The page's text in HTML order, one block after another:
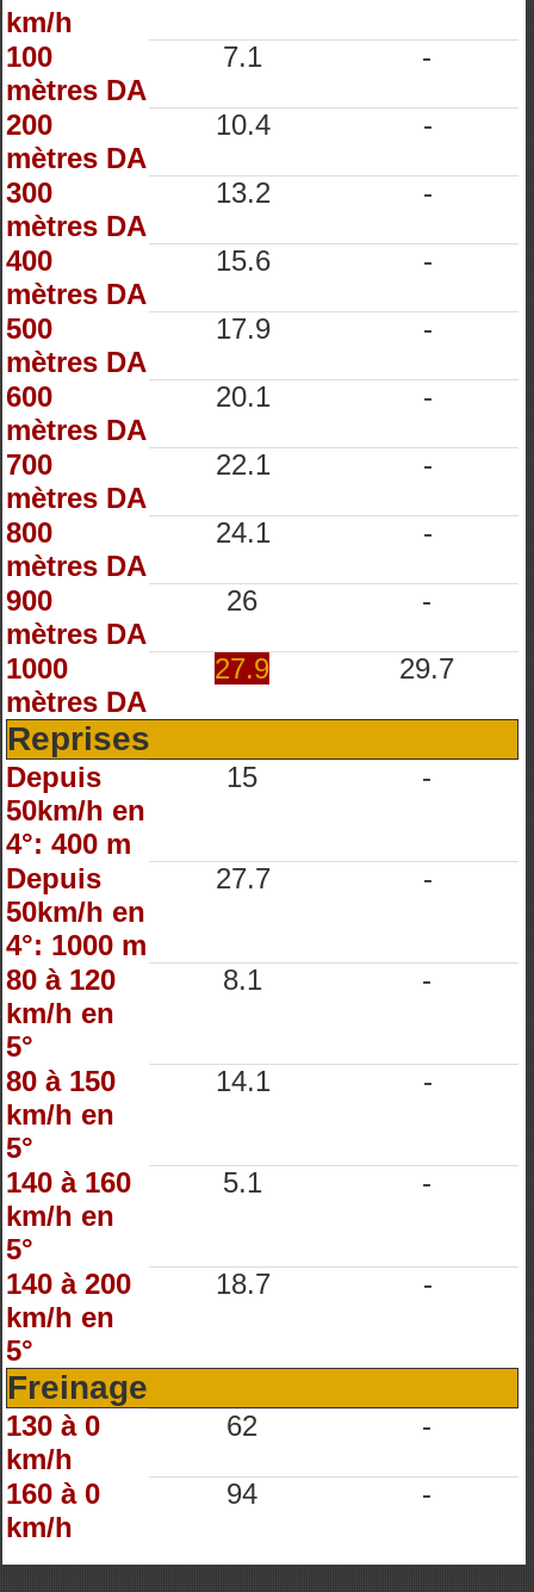
km/h
100
mètres DA
7.1 -
200
mètres DA
10.4 -
300
mètres DA
13.2 -
400
mètres DA
15.6 -
500
mètres DA
17.9 -
600
mètres DA
20.1 -
700
mètres DA
22.1 -
800
mètres DA
24.1 -
900
mètres DA
26 -
1000
mètres DA
27.9 29.7
Reprises
Depuis
50km/h en
4°: 400 m
15 -
Depuis
50km/h en
4°: 1000 m
27.7 -
80 à 120
km/h en
5°
8.1 -
80 à 150
km/h en
5°
14.1 -
140 à 160
km/h en
5°
5.1 -
140 à 200
km/h en
5°
18.7 -
Freinage
130 à 0
km/h
62 -
160 à 0
km/h
94 -